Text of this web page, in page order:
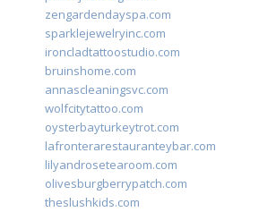
zengardendayspa.com
sparklejewelryinc.com
ironcladtattoostudio.com
bruinshome.com
annascleaningsvc.com
wolfcitytattoo.com
oysterbayturkeytrot.com
lafronterarestauranteybar.com
lilyandrosetearoom.com
olivesburgberrypatch.com
theslushkids.com